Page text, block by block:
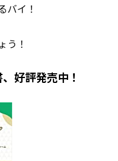
バイ！
う！
好評発売中！